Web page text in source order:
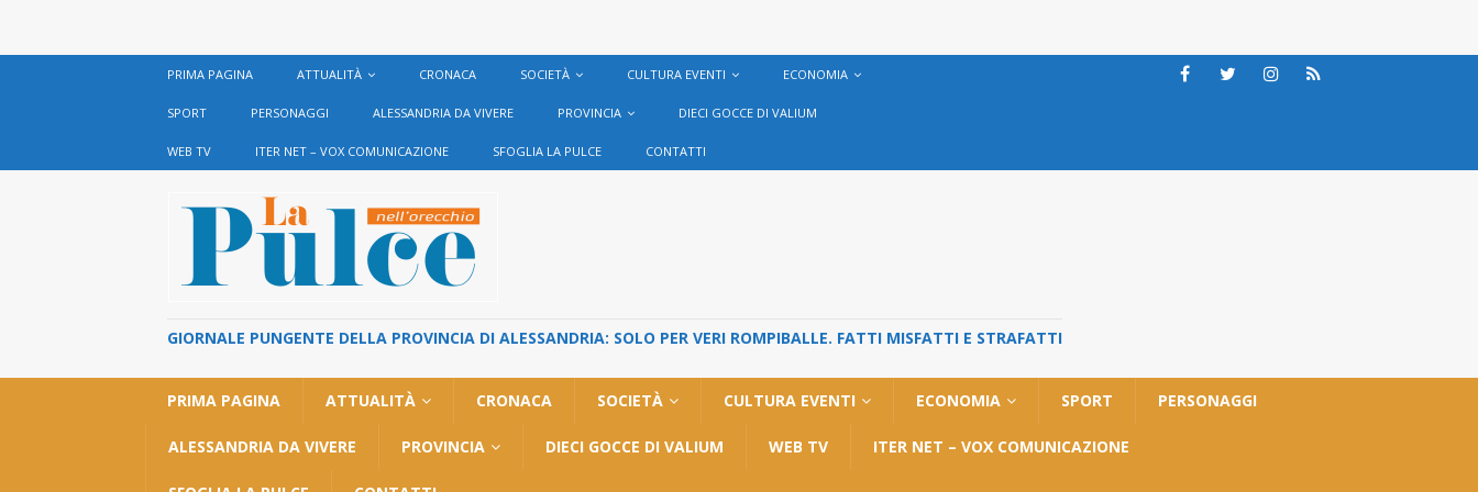
PRIMA PAGINA ATTUALITÀ CRONACA SOCIETÀ CULTURA EVENTI ECONOMIA
SPORT PERSONAGGI ALESSANDRIA DA VIVERE PROVINCIA DIECI GOCCE DI VALIUM
WEB TV ITER NET – VOX COMUNICAZIONE SFOGLIA LA PULCE CONTATTI
GIORNALE PUNGENTE DELLA PROVINCIA DI ALESSANDRIA: SOLO PER VERI ROMPIBALLE. FATTI MISFATTI E STRAFATTI
PRIMA PAGINA ATTUALITÀ CRONACA SOCIETÀ CULTURA EVENTI ECONOMIA SPORT PERSONAGGI
ALESSANDRIA DA VIVERE PROVINCIA DIECI GOCCE DI VALIUM WEB TV ITER NET – VOX COMUNICAZIONE